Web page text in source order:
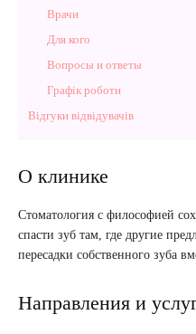
Врачи
Для кого
Вопросы и ответы
Графік роботи
Відгуки відвідувачів
О клинике
Стоматология с философией
спасти зуб там, где другие
пересадки собственного зуба
Направления и